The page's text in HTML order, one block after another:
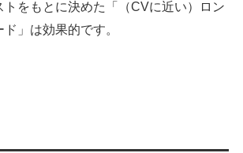
トをもとに決めた「（CVに近い）ロン
」は効果的です。